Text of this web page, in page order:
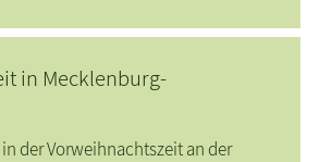
in Mecklenburg-
der Vorweihnachtszeit an der